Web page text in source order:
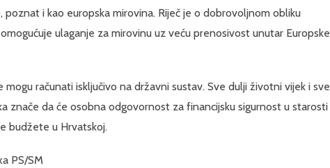
poznat i kao europska mirovina. Riječ je o dobrovoljnom obliku
ulaganje za mirovinu uz veću prenosivost unutar Europske
mogu računati isključivo na državni sustav. Sve dulji životni vijek i sve
znače da će osobna odgovornost za financijsku sigurnost u starosti
budžete u Hrvatskoj.
PS/SM